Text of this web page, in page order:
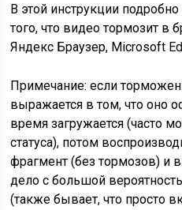
В этой инструкции
того, что видео тормозит в
Яндекс Браузер, Microsoft
Примечание: если
выражается в том, что оно
время загружается (часто
статуса), потом
фрагмент (без тормозов) и
дело с большой
(также бывает, что просто